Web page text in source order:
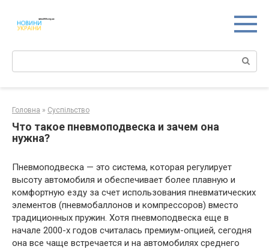
контенту
Поиск:
Головна » Суспільство
Что такое пневмоподвеска и зачем она
нужна?
Пневмоподвеска — это система, которая регулирует
высоту автомобиля и обеспечивает более плавную и
комфортную езду за счет использования пневматических
элементов (пневмобаллонов и компрессоров) вместо
традиционных пружин. Хотя пневмоподвеска еще в
начале 2000-х годов считалась премиум-опцией, сегодня
она все чаще встречается и на автомобилях среднего